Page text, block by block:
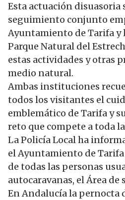
Esta actuación disuasoria
seguimiento conjunto
Ayuntamiento de Tarifa y
Parque Natural del
estas actividades y otras
medio natural.
Ambas instituciones
todos los visitantes el
emblemático de Tarifa y
reto que compete a toda
La Policía Local ha
el Ayuntamiento de
de todas las personas
autocaravanas, el Área de
En Andalucía la pernocta